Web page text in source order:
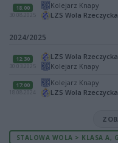
18:00
30.08.2025
Kolejarz Knapy
LZS Wola Rzeczycka
2024/2025
12:30
30.03.2025
LZS Wola Rzeczycka
Kolejarz Knapy
17:00
18.08.2024
Kolejarz Knapy
LZS Wola Rzeczycka
STALOWA WOLA > KLASA A,